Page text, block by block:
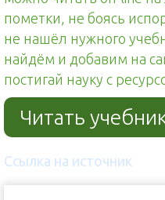
пометки, не боясь
не нашёл нужного
найдём и добавим на
постигай науку с
Читать
Ссылка на источник